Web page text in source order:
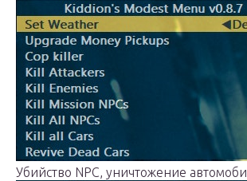
Убийство NPC, уничтожение